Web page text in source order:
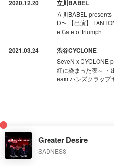
2020.12.20 立川BABEL
立川BABEL presents
D〜 【出演】
e Gate of triumph
2021.03.24 渋谷CYCLONE
SeveN x CYCLONE
紅に染まった夜～ ・
eam ハンズクラップ
Greater Desire
SADNESS